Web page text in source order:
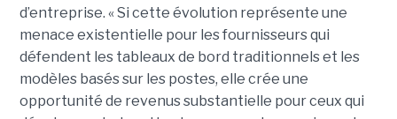
d’entreprise. « Si cette évolution représente une
menace existentielle pour les fournisseurs qui
défendent les tableaux de bord traditionnels et les
modèles basés sur les postes, elle crée une
opportunité de revenus substantielle pour ceux qui